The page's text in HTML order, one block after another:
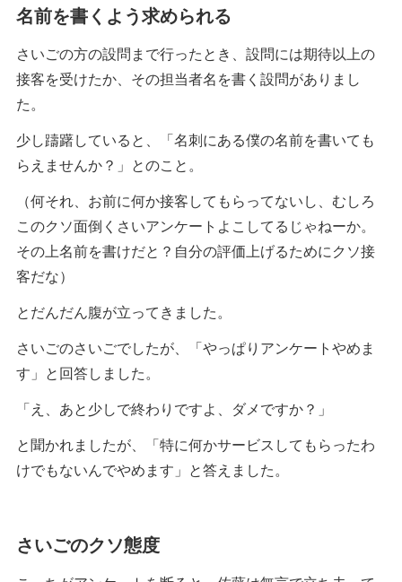
名前を書くよう求められる
さいごの方の設問まで行ったとき、設問には期待以上の
接客を受けたか、その担当者名を書く設問がありまし
た。
少し躊躇していると、「名刺にある僕の名前を書いても
らえませんか？」とのこと。
（何それ、お前に何か接客してもらってないし、むしろ
このクソ面倒くさいアンケートよこしてるじゃねーか。
その上名前を書けだと？自分の評価上げるためにクソ接
客だな）
とだんだん腹が立ってきました。
さいごのさいごでしたが、「やっぱりアンケートやめま
す」と回答しました。
「え、あと少しで終わりですよ、ダメですか？」
と聞かれましたが、「特に何かサービスしてもらったわ
けでもないんでやめます」と答えました。
さいごのクソ態度